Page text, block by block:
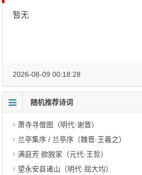
暂无
2026-08-09 00:18:28
随机推荐诗词
萧寺寻僧图（明代·谢晋）
兰亭集序 / 兰亭序（魏晋·王羲之）
满庭芳 欲脱家（元代·王哲）
望永安县诸山（明代·屈大均）